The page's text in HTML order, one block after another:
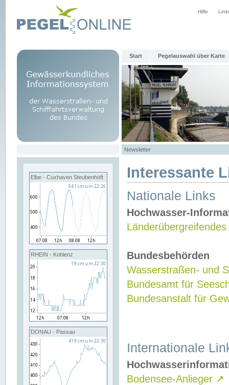
Hilfe
Start Pegelauswahl über Karte
Newsletter
Elbe - Cuxhaven Steubenhöft
RHEIN - Koblenz
DONAU - Passau
Interessante
Nationale Links
Hochwasser-
Bundesbehörden
Wasserstraßen- und
Bundesamt für
Bundesanstalt für
Internationale
Bodensee-Anlieger ↗